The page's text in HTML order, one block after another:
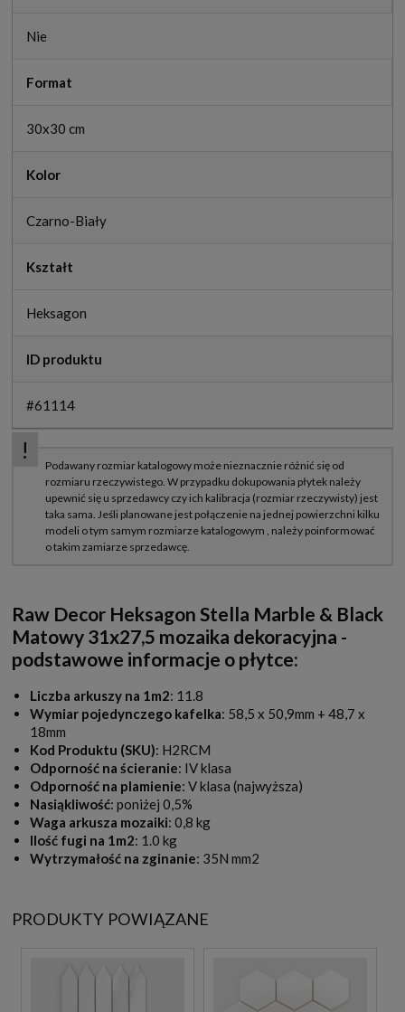
Nie
Format
30x30 cm
Kolor
Czarno-Biały
Kształt
Heksagon
ID produktu
#61114
Raw Decor Heksagon Stella Marble & Black
Matowy 31x27,5 mozaika dekoracyjna -
podstawowe informacje o płytce:
Liczba arkuszy na 1m2: 11.8
Wymiar pojedynczego kafelka: 58,5 x 50,9mm + 48,7 x
18mm
Kod Produktu (SKU): H2RCM
Odporność na ścieranie: IV klasa
Odporność na plamienie: V klasa (najwyższa)
Nasiąkliwość: poniżej 0,5%
Waga arkusza mozaiki: 0,8 kg
Ilość fugi na 1m2: 1.0 kg
Wytrzymałość na zginanie: 35N mm2
PRODUKTY POWIĄZANE